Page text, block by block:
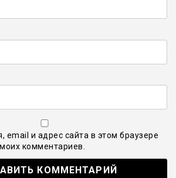
email и адрес сайта в этом браузере
комментариев.